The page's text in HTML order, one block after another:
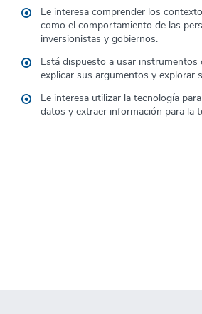
Le interesa comprender los
como el comportamiento de las
inversionistas y gobiernos.
Está dispuesto a usar
explicar sus argumentos y explorar
Le interesa utilizar la tecnología
datos y extraer información para la
financiero global.
Resuelve problemas de modo efectivo
Tiene una sólida formación ética y es
Posee una comprensión integral del
mercados financieros, el